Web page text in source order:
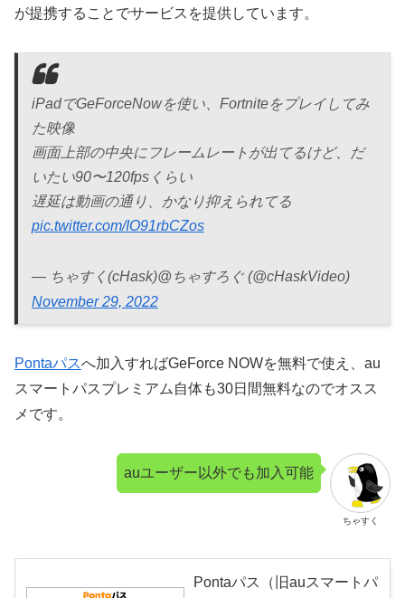
が提携することでサービスを提供しています。
iPadでGeForceNowを使い、Fortniteをプレイしてみ
た映像
画面上部の中央にフレームレートが出てるけど、だ
いたい90〜120fpsくらい
遅延は動画の通り、かなり抑えられてる
pic.twitter.com/IO91rbCZos
— ちゃすく(cHask)@ちゃすろぐ (@cHaskVideo)
November 29, 2022
Pontaパスへ加入すればGeForce NOWを無料で使え、au
スマートパスプレミアム自体も30日間無料なのでオスス
メです。
ちゃすく
auユーザー以外でも加入可能
Pontaパス（旧auスマートパ